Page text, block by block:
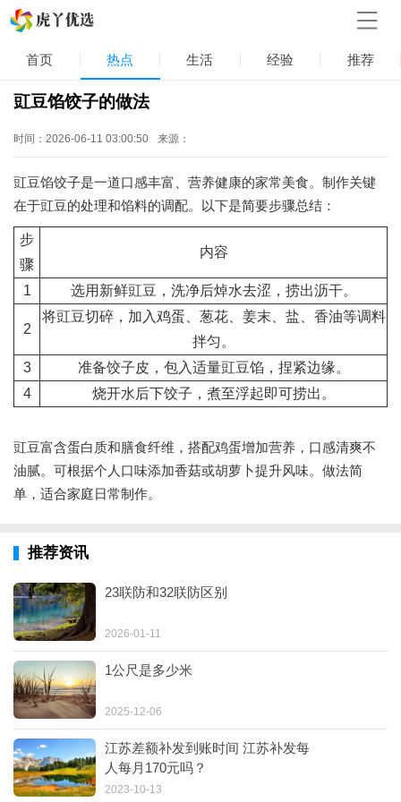
首页 热点 生活 经验 推荐
豇豆馅饺子的做法
时间：2026-06-11 03:00:50 来源：
豇豆馅饺子是一道口感丰富、营养健康的家常美食。制作关键
在于豇豆的处理和馅料的调配。以下是简要步骤总结：
步
骤
内容
1 选用新鲜豇豆，洗净后焯水去涩，捞出沥干。
2
将豇豆切碎，加入鸡蛋、葱花、姜末、盐、香油等调料
拌匀。
3
准备饺子皮，包入适量豇豆馅，捏紧边缘。
4
烧开水后下饺子，煮至浮起即可捞出。
豇豆富含蛋白质和膳食纤维，搭配鸡蛋增加营养，口感清爽不
油腻。可根据个人口味添加香菇或胡萝卜提升风味。做法简
单，适合家庭日常制作。
推荐资讯
23联防和32联防区别
2026-01-11
1公尺是多少米
2025-12-06
江苏差额补发到账时间 江苏补发每
人每月170元吗？
2023-10-13